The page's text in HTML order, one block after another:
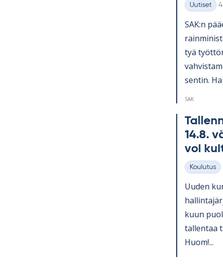
Kategoriat
Uutiset
SAK:n
tyä
sen­tin.
SAK
14.8.
voi
Kategoriat
Koulutus
Uu­den
kuun
tal­len­taa
Huom!...